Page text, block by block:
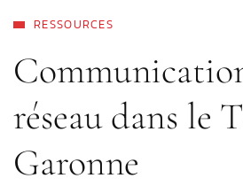
RESSOURCES
réseau dans le
Garonne